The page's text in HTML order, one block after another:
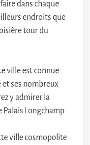
dans chaque
endroits que
tour du
ville est connue
ses nombreux
y admirer la
Palais Longchamp
ville cosmopolite